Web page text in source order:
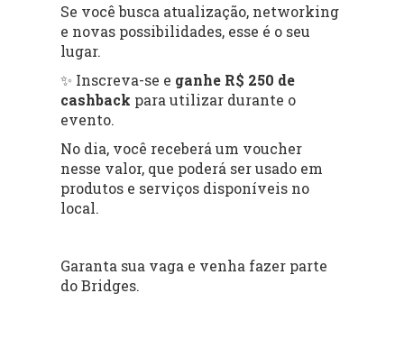
Se você busca atualização, networking
e novas possibilidades, esse é o seu
lugar.
✨ Inscreva-se e ganhe R$ 250 de
cashback para utilizar durante o
evento.
No dia, você receberá um voucher
nesse valor, que poderá ser usado em
produtos e serviços disponíveis no
local.
Garanta sua vaga e venha fazer parte
do Bridges.